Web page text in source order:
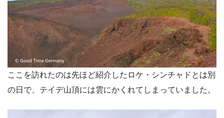
ここを訪れたのは先ほど紹介したロケ・シンチャドとは別
の日で、テイデ山頂には雲にかくれてしまっていました。